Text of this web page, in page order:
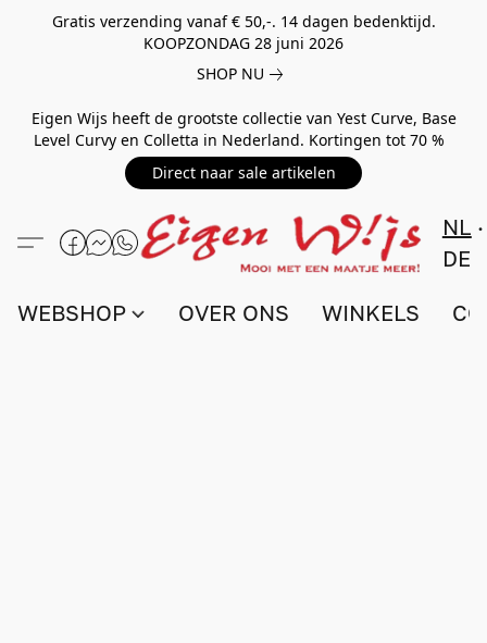
Gratis verzending vanaf € 50,-. 14 dagen bedenktijd.
KOOPZONDAG 28 juni 2026
SHOP NU
Eigen Wijs heeft de grootste collectie van Yest Curve, Base
Level Curvy en Colletta in Nederland. Kortingen tot 70 %
Direct naar sale artikelen
NL
DE
WEBSHOP OVER ONS WINKELS